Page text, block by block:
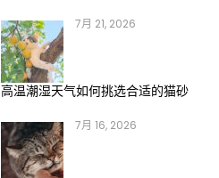
7月 21, 2026
高温潮湿天气如何挑选合适的猫砂
7月 16, 2026